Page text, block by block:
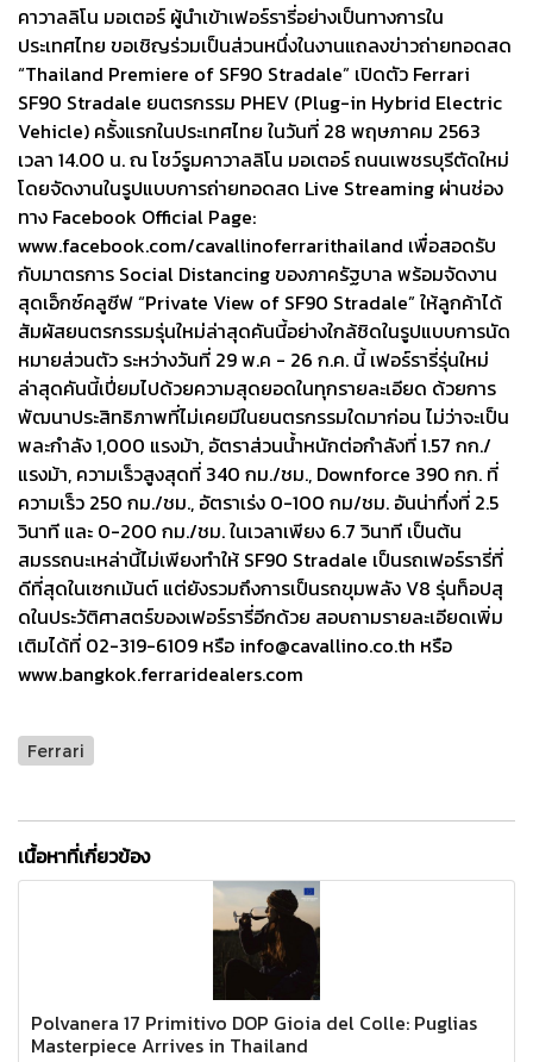
คาวาลลิโน มอเตอร์ ผู้นำเข้าเฟอร์รารี่อย่างเป็นทางการใน
ประเทศไทย ขอเชิญร่วมเป็นส่วนหนึ่งในงานแถลงข่าวถ่ายทอดสด
“Thailand Premiere of SF90 Stradale” เปิดตัว Ferrari
SF90 Stradale ยนตรกรรม PHEV (Plug-in Hybrid Electric
Vehicle) ครั้งแรกในประเทศไทย ในวันที่ 28 พฤษภาคม 2563
เวลา 14.00 น. ณ โชว์รูมคาวาลลิโน มอเตอร์ ถนนเพชรบุรีตัดใหม่
โดยจัดงานในรูปแบบการถ่ายทอดสด Live Streaming ผ่านช่อง
ทาง Facebook Official Page:
www.facebook.com/cavallinoferrarithailand เพื่อสอดรับ
กับมาตรการ Social Distancing ของภาครัฐบาล พร้อมจัดงาน
สุดเอ็กซ์คลูซีฟ “Private View of SF90 Stradale” ให้ลูกค้าได้
สัมผัสยนตรกรรมรุ่นใหม่ล่าสุดคันนี้อย่างใกล้ชิดในรูปแบบการนัด
หมายส่วนตัว ระหว่างวันที่ 29 พ.ค - 26 ก.ค. นี้ เฟอร์รารี่รุ่นใหม่
ล่าสุดคันนี้เปี่ยมไปด้วยความสุดยอดในทุกรายละเอียด ด้วยการ
พัฒนาประสิทธิภาพที่ไม่เคยมีในยนตรกรรมใดมาก่อน ไม่ว่าจะเป็น
พละกำลัง 1,000 แรงม้า, อัตราส่วนน้ำหนักต่อกำลังที่ 1.57 กก./
แรงม้า, ความเร็วสูงสุดที่ 340 กม./ชม., Downforce 390 กก. ที่
ความเร็ว 250 กม./ชม., อัตราเร่ง 0-100 กม/ชม. อันน่าทึ่งที่ 2.5
วินาที และ 0-200 กม./ชม. ในเวลาเพียง 6.7 วินาที เป็นต้น
สมรรถนะเหล่านี้ไม่เพียงทำให้ SF90 Stradale เป็นรถเฟอร์รารี่ที่
ดีที่สุดในเซกเม้นต์ แต่ยังรวมถึงการเป็นรถขุมพลัง V8 รุ่นท็อปสุ
ดในประวัติศาสตร์ของเฟอร์รารี่อีกด้วย สอบถามรายละเอียดเพิ่ม
เติมได้ที่ 02-319-6109 หรือ info@cavallino.co.th หรือ
www.bangkok.ferraridealers.com
Ferrari
เนื้อหาที่เกี่ยวข้อง
Polvanera 17 Primitivo DOP Gioia del Colle: Puglias
Masterpiece Arrives in Thailand